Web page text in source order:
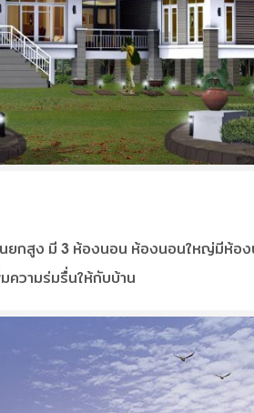
นยกสูง มี 3 ห้องนอน ห้องนอนใหญ่มีห้อ
ความร่มรื่นให้กับบ้าน